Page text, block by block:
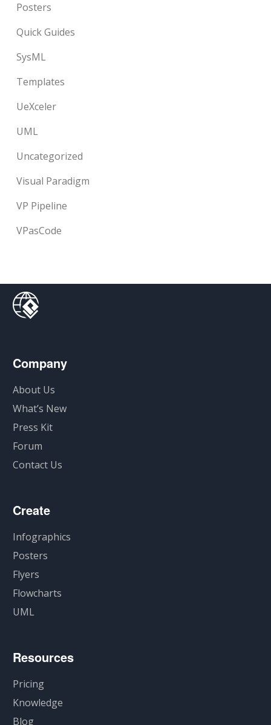
Posters
Quick Guides
SysML
Templates
UeXceler
UML
Uncategorized
Visual Paradigm
VP Pipeline
VPasCode
Company
About Us
What’s New
Press Kit
Forum
Contact Us
Create
Infographics
Posters
Flyers
Flowcharts
UML
Resources
Pricing
Knowledge
Blog